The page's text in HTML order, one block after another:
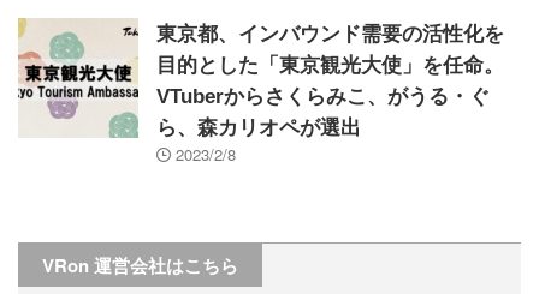
東京都、インバウンド需要の活性化を
目的とした「東京観光大使」を任命。
VTuberからさくらみこ、がうる・ぐ
ら、森カリオペが選出
2023/2/8
VRon 運営会社はこちら